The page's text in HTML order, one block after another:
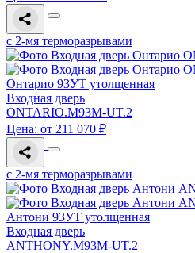
с 2-мя терморазрывами
Онтарио 93УТ утолщенная
Входная дверь
ONTARIO.M93M-UT.2
Цена: от 211 070 ₽
с 2-мя терморазрывами
Антони 93УТ утолщенная
Входная дверь
ANTHONY.M93M-UT.2